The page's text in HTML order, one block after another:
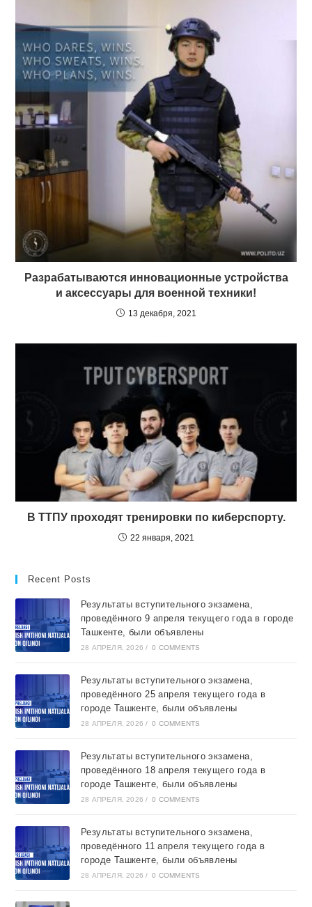
Разрабатываются инновационные устройства
и аксессуары для военной техники!
13 декабря, 2021
В ТТПУ проходят тренировки по киберспорту.
22 января, 2021
Recent Posts
Результаты вступительного экзамена,
проведённого 9 апреля текущего года в городе
Ташкентe, были объявлены
28 АПРЕЛЯ, 2026 / 0 COMMENTS
Результаты вступительного экзамена,
проведённого 25 апреля текущего года в
городе Ташкентe, были объявлены
28 АПРЕЛЯ, 2026 / 0 COMMENTS
Результаты вступительного экзамена,
проведённого 18 апреля текущего года в
городе Ташкентe, были объявлены
28 АПРЕЛЯ, 2026 / 0 COMMENTS
Результаты вступительного экзамена,
проведённого 11 апреля текущего года в
городе Ташкентe, были объявлены
28 АПРЕЛЯ, 2026 / 0 COMMENTS